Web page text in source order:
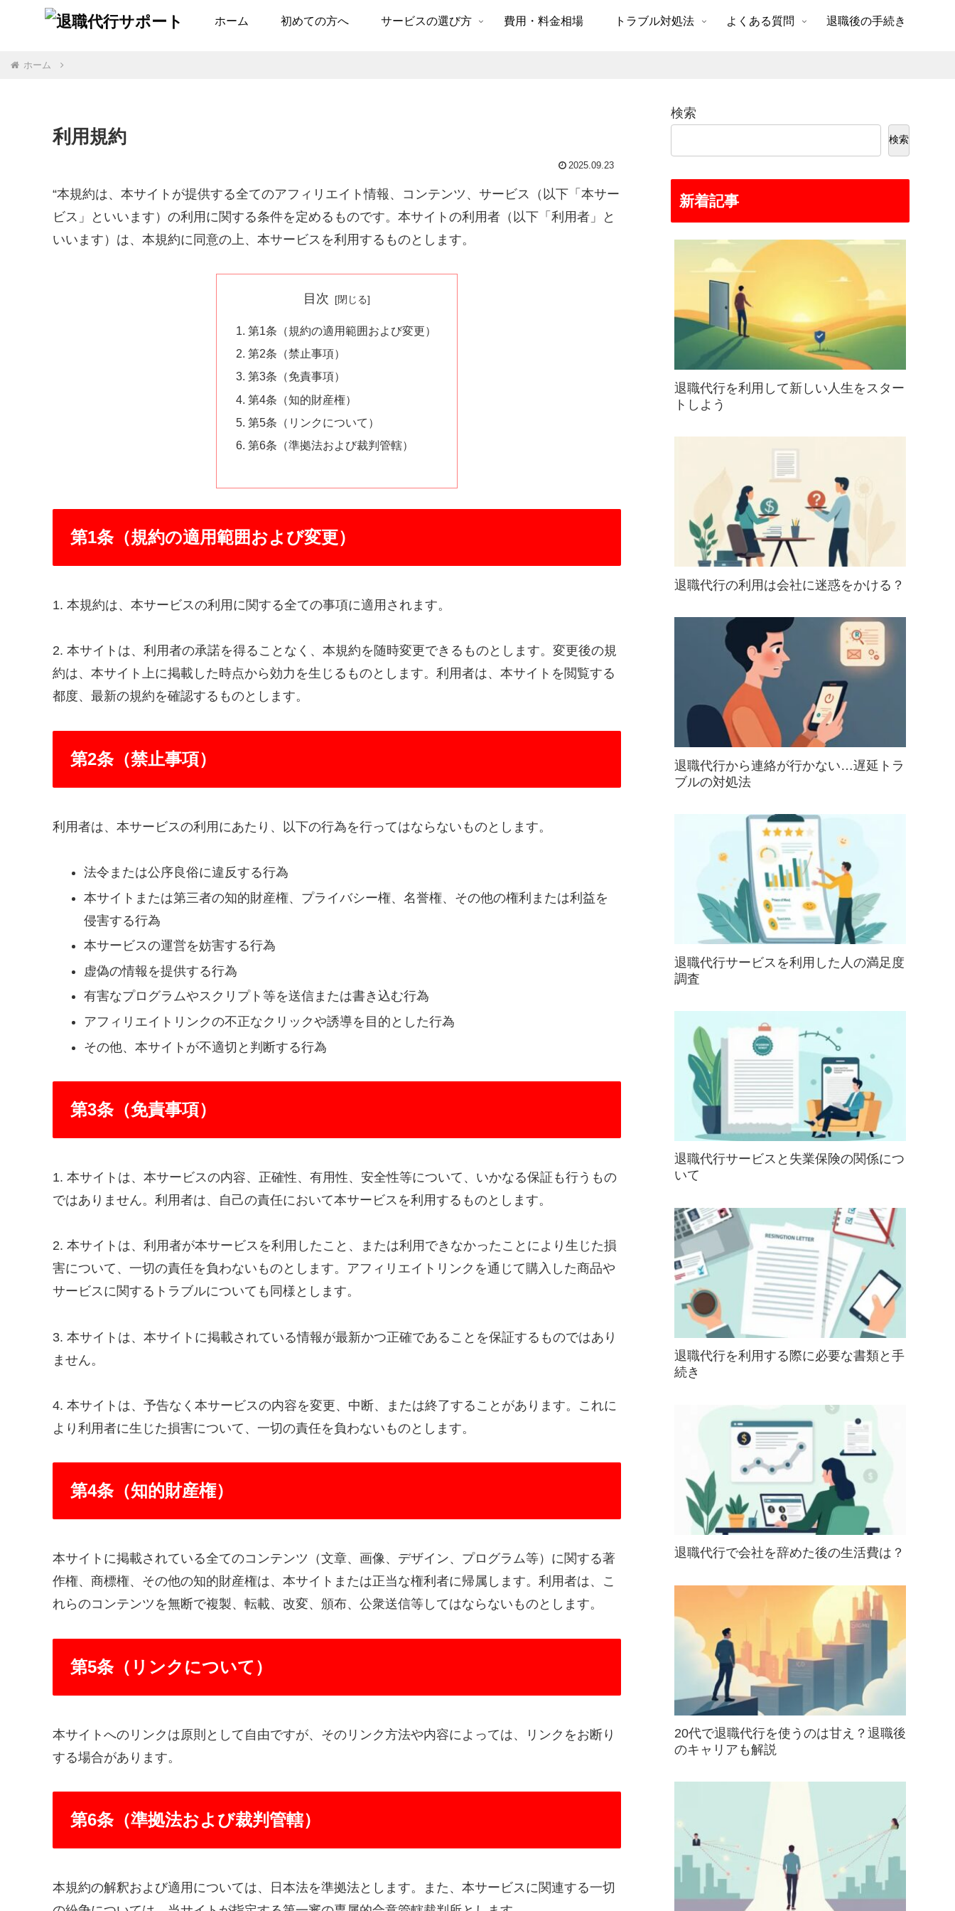
ホーム 初めての方へ サービスの選び方 費用・料金相場 トラブル対処法 よくある質問 退職後の手続き
ホーム
利用規約
2025.09.23
“本規約は、本サイトが提供する全てのアフィリエイト情報、コンテンツ、サービス（以下「本サー
ビス」といいます）の利用に関する条件を定めるものです。本サイトの利用者（以下「利用者」と
いいます）は、本規約に同意の上、本サービスを利用するものとします。
目次
第1条（規約の適用範囲および変更）
第2条（禁止事項）
第3条（免責事項）
第4条（知的財産権）
第5条（リンクについて）
第6条（準拠法および裁判管轄）
第1条（規約の適用範囲および変更）
1. 本規約は、本サービスの利用に関する全ての事項に適用されます。
2. 本サイトは、利用者の承諾を得ることなく、本規約を随時変更できるものとします。変更後の規
約は、本サイト上に掲載した時点から効力を生じるものとします。利用者は、本サイトを閲覧する
都度、最新の規約を確認するものとします。
第2条（禁止事項）
利用者は、本サービスの利用にあたり、以下の行為を行ってはならないものとします。
法令または公序良俗に違反する行為
本サイトまたは第三者の知的財産権、プライバシー権、名誉権、その他の権利または利益を
侵害する行為
本サービスの運営を妨害する行為
虚偽の情報を提供する行為
有害なプログラムやスクリプト等を送信または書き込む行為
アフィリエイトリンクの不正なクリックや誘導を目的とした行為
その他、本サイトが不適切と判断する行為
第3条（免責事項）
1. 本サイトは、本サービスの内容、正確性、有用性、安全性等について、いかなる保証も行うもの
ではありません。利用者は、自己の責任において本サービスを利用するものとします。
2. 本サイトは、利用者が本サービスを利用したこと、または利用できなかったことにより生じた損
害について、一切の責任を負わないものとします。アフィリエイトリンクを通じて購入した商品や
サービスに関するトラブルについても同様とします。
3. 本サイトは、本サイトに掲載されている情報が最新かつ正確であることを保証するものではあり
ません。
4. 本サイトは、予告なく本サービスの内容を変更、中断、または終了することがあります。これに
より利用者に生じた損害について、一切の責任を負わないものとします。
第4条（知的財産権）
本サイトに掲載されている全てのコンテンツ（文章、画像、デザイン、プログラム等）に関する著
作権、商標権、その他の知的財産権は、本サイトまたは正当な権利者に帰属します。利用者は、こ
れらのコンテンツを無断で複製、転載、改変、頒布、公衆送信等してはならないものとします。
第5条（リンクについて）
本サイトへのリンクは原則として自由ですが、そのリンク方法や内容によっては、リンクをお断り
する場合があります。
第6条（準拠法および裁判管轄）
本規約の解釈および適用については、日本法を準拠法とします。また、本サービスに関連する一切
検索
検索
新着記事
退職代行を利用して新しい人生をスター
トしよう
退職代行の利用は会社に迷惑をかける？
退職代行から連絡が行かない…遅延トラ
ブルの対処法
退職代行サービスを利用した人の満足度
調査
退職代行サービスと失業保険の関係につ
いて
退職代行を利用する際に必要な書類と手
続き
退職代行で会社を辞めた後の生活費は？
20代で退職代行を使うのは甘え？退職後
のキャリアも解説